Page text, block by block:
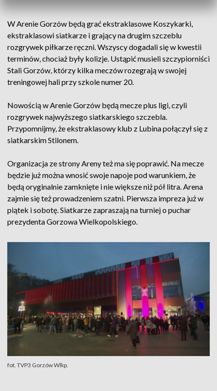
W Arenie Gorzów będą grać ekstraklasowe Koszykarki,
ekstraklasowi siatkarze i grający na drugim szczeblu
rozgrywek piłkarze ręczni. Wszyscy dogadali się w kwestii
terminów, chociaż były kolizje. Ustąpić musieli szczypiorniści
Stali Gorzów, którzy kilka meczów rozegrają w swojej
treningowej hali przy szkole numer 20.
Nowością w Arenie Gorzów będą mecze plus ligi, czyli
rozgrywek najwyższego siatkarskiego szczebla.
Przypomnijmy, że ekstraklasowy klub z Lubina połączył się z
siatkarskim Stilonem.
Organizacja ze strony Areny też ma się poprawić. Na mecze
będzie już można wnosić swoje napoje pod warunkiem, że
będą oryginalnie zamknięte i nie większe niż pół litra. Arena
zajmie się też prowadzeniem szatni. Pierwsza impreza już w
piątek i sobotę. Siatkarze zapraszają na turniej o puchar
prezydenta Gorzowa Wielkopolskiego.
fot. TVP3 Gorzów Wlkp.